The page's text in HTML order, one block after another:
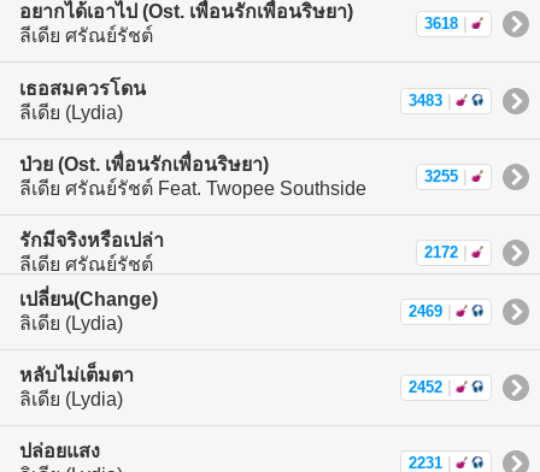
อยากได้เอาไป (Ost. เพื่อนรักเพื่อนริษยา)
ลีเดีย ศรัณย์รัชต์
3618
เธอสมควรโดน
ลีเดีย (Lydia)
3483
ป่วย (Ost. เพื่อนรักเพื่อนริษยา)
ลีเดีย ศรัณย์รัชต์ Feat. Twopee Southside
3255
รักมีจริงหรือเปล่า
ลีเดีย ศรัณย์รัชต์
2172
เปลี่ยน(Change)
ลิเดีย (Lydia)
2469
หลับไม่เต็มตา
ลิเดีย (Lydia)
2452
ปล่อยแสง
2231